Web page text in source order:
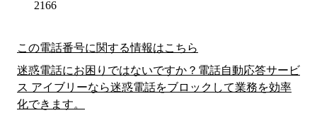
2166
この電話番号に関する情報はこちら
迷惑電話にお困りではないですか？電話自動応答サービ
ス アイブリーなら迷惑電話をブロックして業務を効率
化できます。